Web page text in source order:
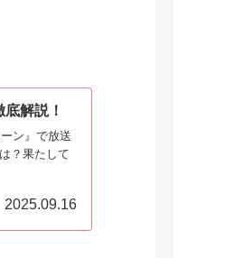
解説！
ン』で放送
？果たして
2025.09.16